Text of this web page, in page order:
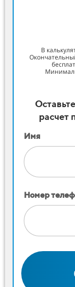
В
расчет
Имя
Номер